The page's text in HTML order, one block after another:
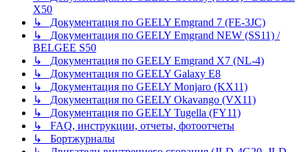
X50
↳ Документация по GEELY Emgrand 7 (FE-3JC)
↳ Документация по GEELY Emgrand NEW (SS11) /
BELGEE S50
↳ Документация по GEELY Emgrand X7 (NL-4)
↳ Документация по GEELY Galaxy E8
↳ Документация по GEELY Monjaro (KX11)
↳ Документация по GEELY Okavango (VX11)
↳ Документация по GEELY Tugella (FY11)
↳ FAQ, инструкции, отчеты, фотоотчеты
↳ Бортжурналы